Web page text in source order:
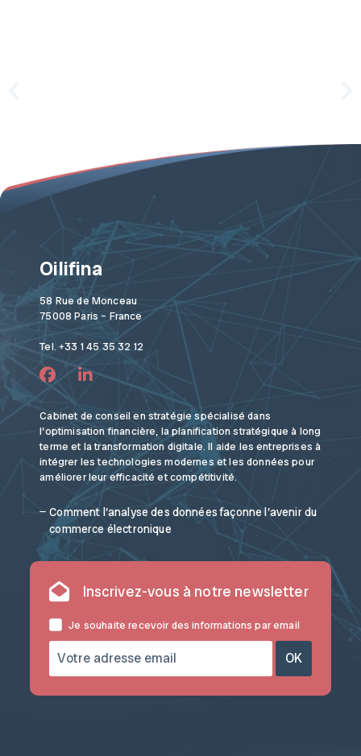
Oilifina
58 Rue de Monceau
75008 Paris – France
Tel. +33 1 45 35 32 12
Cabinet de conseil en stratégie spécialisé dans
l’optimisation financière, la planification stratégique à long
terme et la transformation digitale. Il aide les entreprises à
intégrer les technologies modernes et les données pour
améliorer leur efficacité et compétitivité.
Comment l’analyse des données façonne l’avenir du
commerce électronique
Inscrivez-vous à notre newsletter
Je souhaite recevoir des informations par email